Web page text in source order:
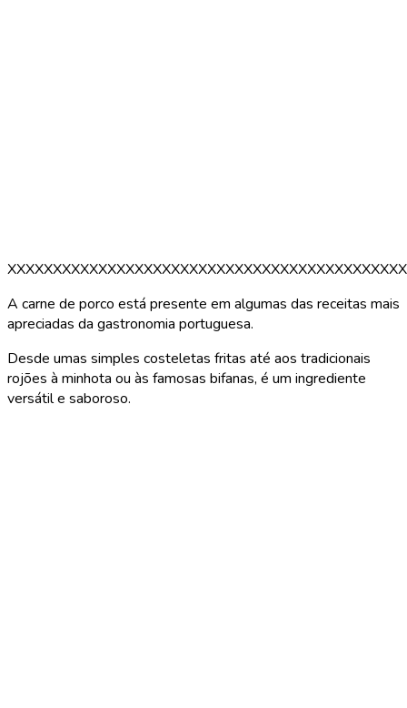
A carne de porco está presente em algumas das receitas mais
apreciadas da gastronomia portuguesa.
Desde umas simples costeletas fritas até aos tradicionais
rojões à minhota ou às famosas bifanas, é um ingrediente
versátil e saboroso.